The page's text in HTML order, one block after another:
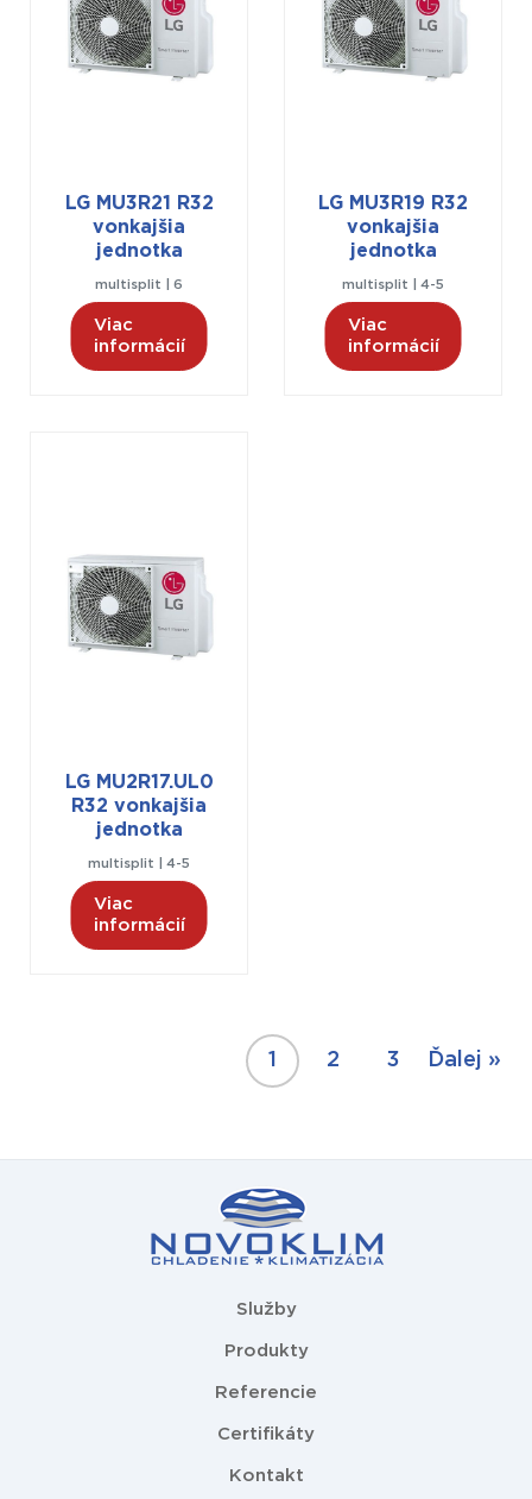
LG MU3R21 R32
vonkajšia
jednotka
multisplit | 6
Viac
informácií
LG MU3R19 R32
vonkajšia
jednotka
multisplit | 4-5
Viac
informácií
LG MU2R17.UL0
R32 vonkajšia
jednotka
multisplit | 4-5
Viac
informácií
1 2 3 Ďalej »
Služby
Produkty
Referencie
Certifikáty
Kontakt